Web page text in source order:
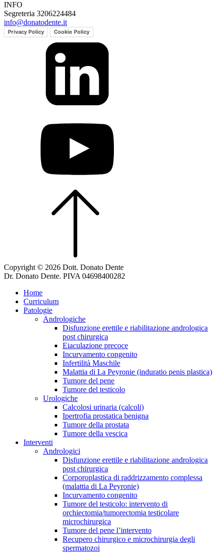
INFO
Segreteria 3206224484
info@donatodente.it
Privacy Policy Cookie Policy
Copyright © 2026 Dott. Donato Dente
Dr. Donato Dente. PIVA 04698400282
Home
Curriculum
Patologie
Andrologiche
Disfunzione erettile e riabilitazione andrologica
post chirurgica
Eiaculazione precoce
Incurvamento congenito
Infertilità Maschile
Malattia di La Peyronie (induratio penis plastica)
Tumore del pene
Tumore del testicolo
Urologiche
Calcolosi urinaria (calcoli)
Ipertrofia prostatica benigna
Tumore della prostata
Tumore della vescica
Interventi
Andrologici
Disfunzione erettile e riabilitazione andrologica
post chirurgica
Corporoplastica di raddrizzamento complessa
(malattia di La Peyronie)
Incurvamento congenito
Tumore del testicolo: intervento di
orchiectomia/tumorectomia testicolare
microchirurgica
Tumore del pene l’intervento
Recupero chirurgico e microchirurgia degli
spermatozoi